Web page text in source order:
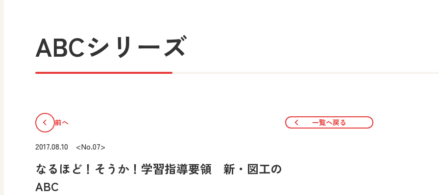
ABCシリーズ
前へ 一覧へ戻る
2017.08.10 <No.07>
なるほど！そうか！学習指導要領 新・図工の
ABC